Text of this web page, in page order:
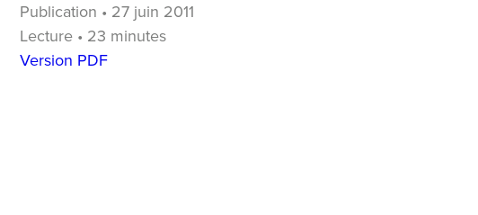
Publication • 27 juin 2011
Lecture • 23 minutes
Version PDF